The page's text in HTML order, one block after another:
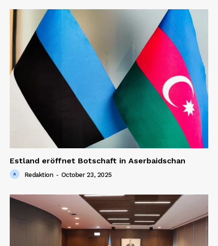
Estland eröffnet Botschaft in Aserbaidschan
Redaktion - October 23, 2025